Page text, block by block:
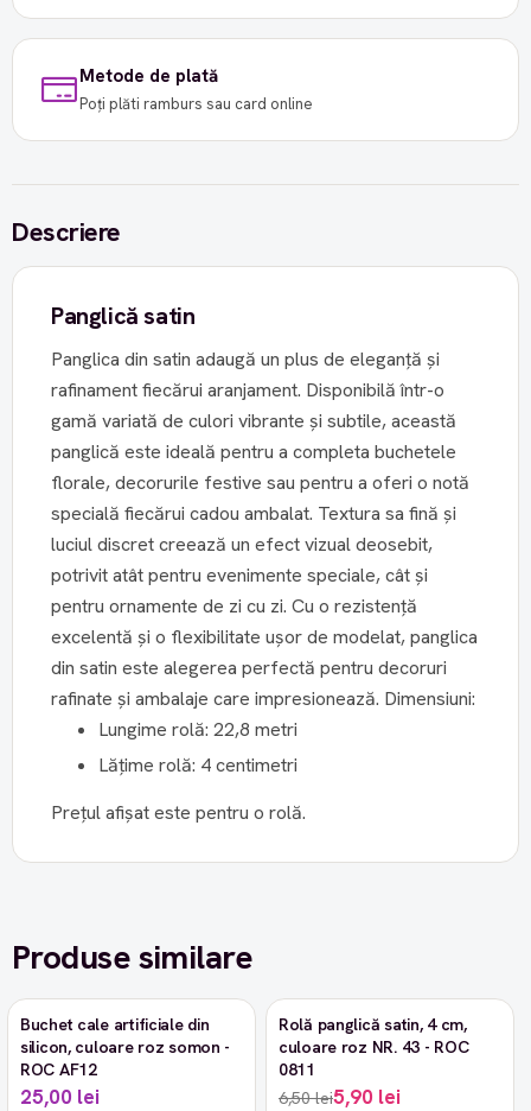
Metode de plată
Poți plăti ramburs sau card online
Descriere
Panglică satin
Panglica din satin adaugă un plus de eleganță și
rafinament fiecărui aranjament. Disponibilă într-o
gamă variată de culori vibrante și subtile, această
panglică este ideală pentru a completa buchetele
florale, decorurile festive sau pentru a oferi o notă
specială fiecărui cadou ambalat. Textura sa fină și
luciul discret creează un efect vizual deosebit,
potrivit atât pentru evenimente speciale, cât și
pentru ornamente de zi cu zi. Cu o rezistență
excelentă și o flexibilitate ușor de modelat, panglica
din satin este alegerea perfectă pentru decoruri
rafinate și ambalaje care impresionează. Dimensiuni:
Lungime rolă: 22,8 metri
Lățime rolă: 4 centimetri
Prețul afișat este pentru o rolă.
Produse similare
Buchet cale artificiale din
silicon, culoare roz somon -
ROC AF12
25,00 lei
-9%
Rolă panglică satin, 4 cm,
culoare roz NR. 43 - ROC
0811
6,50 lei5,90 lei